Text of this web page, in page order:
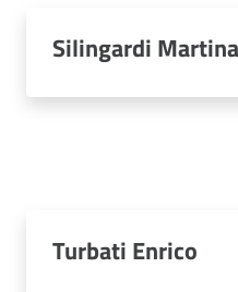
Silingardi Martina
Turbati Enrico